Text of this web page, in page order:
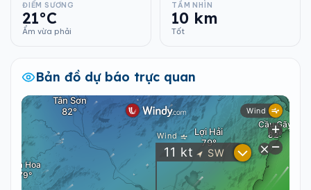
ĐIỂM SƯƠNG
21°C
Ẩm vừa phải
TẦM NHÌN
10 km
Tốt
Bản đồ dự báo trực quan